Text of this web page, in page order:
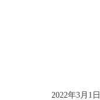
2022年3月1